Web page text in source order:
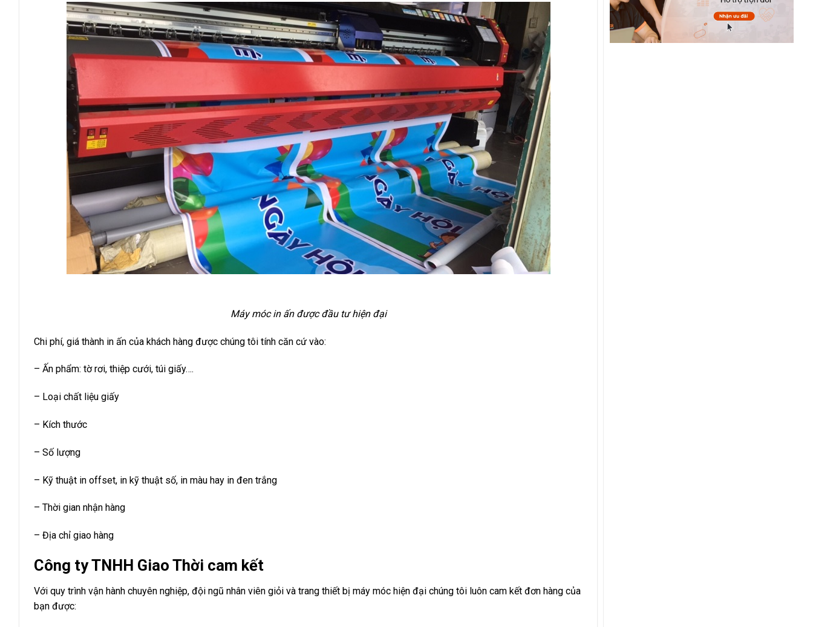
Máy móc in ấn được đầu tư hiện đại
Chi phí, giá thành in ấn của khách hàng được chúng tôi tính căn cứ vào:
– Ấn phẩm: tờ rơi, thiệp cưới, túi giấy….
– Loại chất liệu giấy
– Kích thước
– Số lượng
– Kỹ thuật in offset, in kỹ thuật số, in màu hay in đen trắng
– Thời gian nhận hàng
– Địa chỉ giao hàng
Công ty TNHH Giao Thời cam kết
Với quy trình vận hành chuyên nghiệp, đội ngũ nhân viên giỏi và trang thiết bị máy móc hiện đại chúng tôi luôn cam kết đơn hàng của
bạn được: